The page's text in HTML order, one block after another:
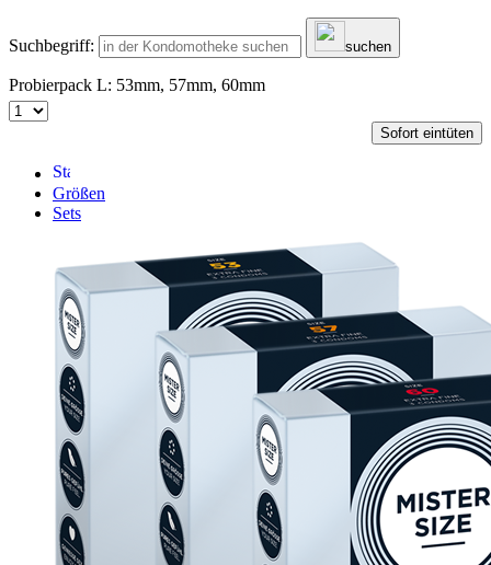
Suchbegriff: suchen
Probierpack L: 53mm, 57mm, 60mm
Sofort eintüten
Größen
Sets